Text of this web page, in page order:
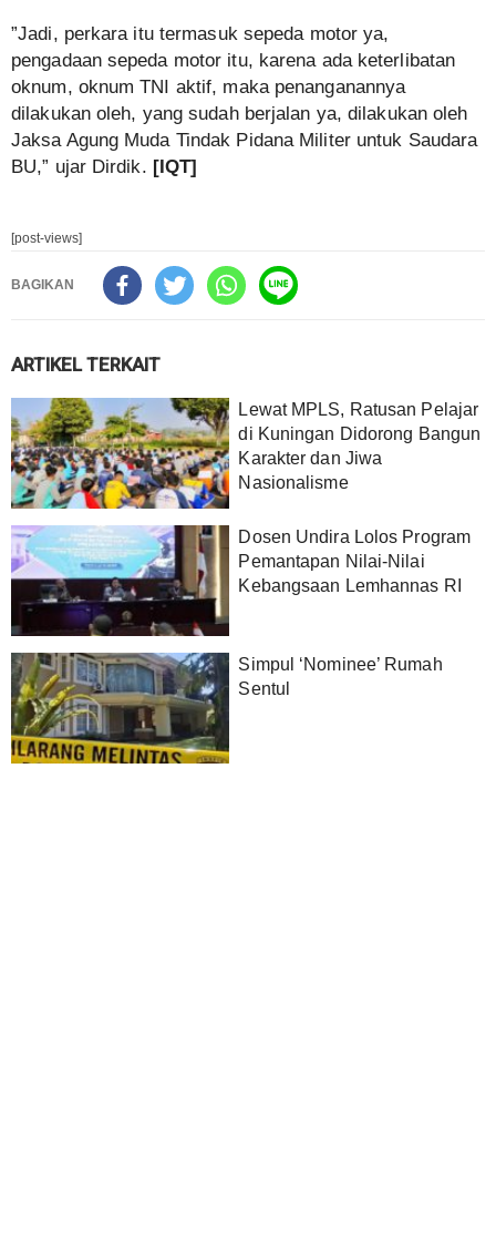
‎”Jadi, perkara itu termasuk sepeda motor ya,
pengadaan sepeda motor itu, karena ada keterlibatan
oknum, oknum TNI aktif, maka penanganannya
dilakukan oleh, yang sudah berjalan ya, dilakukan oleh
Jaksa Agung Muda Tindak Pidana Militer untuk Saudara
BU,” ujar Dirdik. [IQT]
[post-views]
BAGIKAN
ARTIKEL TERKAIT
Lewat MPLS, Ratusan Pelajar
di Kuningan Didorong Bangun
Karakter dan Jiwa
Nasionalisme
Dosen Undira Lolos Program
Pemantapan Nilai-Nilai
Kebangsaan Lemhannas RI
Simpul ‘Nominee’ Rumah
Sentul